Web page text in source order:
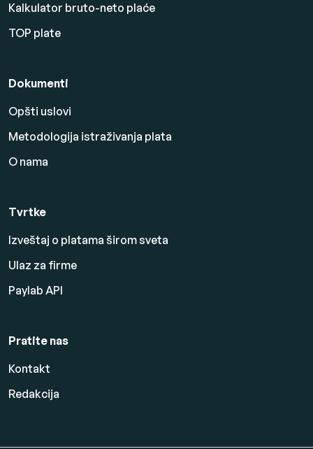
Kalkulator bruto-neto plaće
TOP plate
Dokumenti
Opšti uslovi
Metodologija istraživanja plata
O nama
Tvrtke
Izveštaj o platama širom sveta
Ulaz za firme
Paylab API
Pratite nas
Kontakt
Redakcija